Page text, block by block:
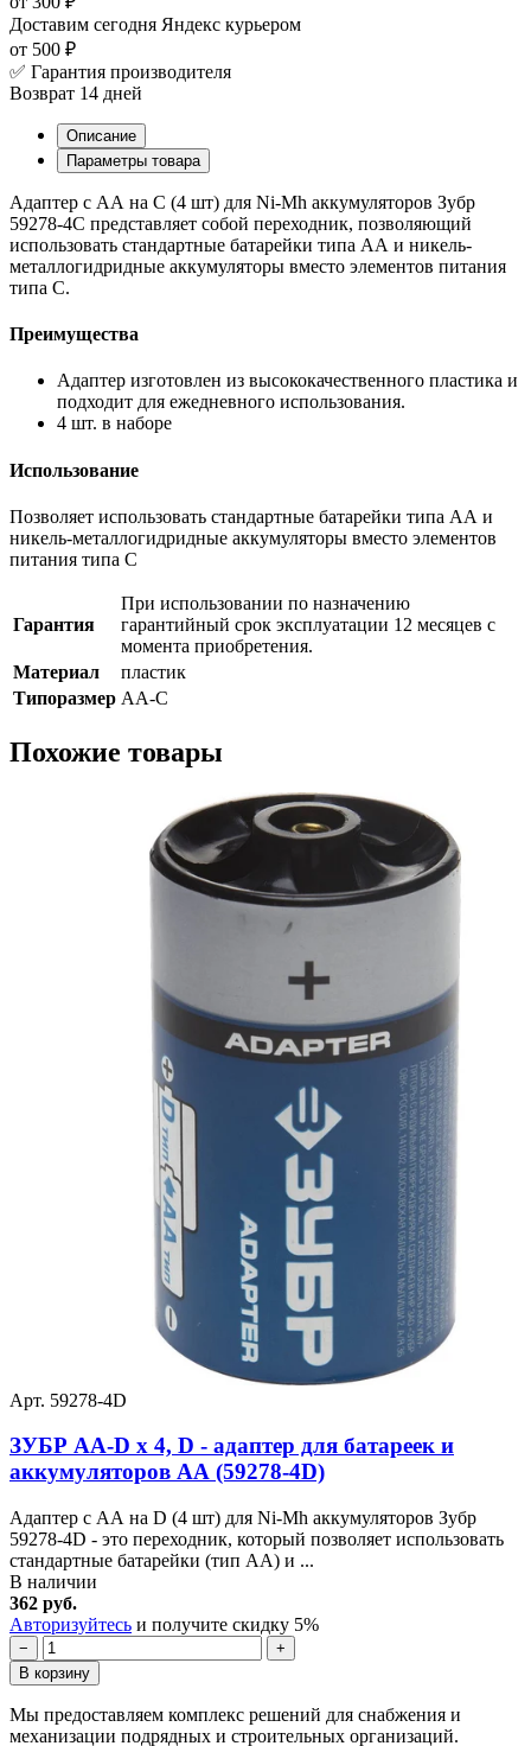
Доставим сегодня Яндекс курьером
от 500 ₽
✅ Гарантия производителя
Возврат 14 дней
Описание
Параметры товара
Адаптер с АА на C (4 шт) для Ni-Mh аккумуляторов Зубр
59278-4C представляет собой переходник, позволяющий
использовать стандартные батарейки типа АА и никель-
металлогидридные аккумуляторы вместо элементов питания
типа С.
Преимущества
Адаптер изготовлен из высококачественного пластика и
подходит для ежедневного использования.
4 шт. в наборе
Использование
Позволяет использовать стандартные батарейки типа АА и
никель-металлогидридные аккумуляторы вместо элементов
питания типа С
Гарантия
При использовании по назначению
гарантийный срок эксплуатации 12 месяцев с
момента приобретения.
Материал
пластик
Типоразмер АА-С
Похожие товары
Арт. 59278-4D
ЗУБР AA-D х 4, D - адаптер для батареек и
аккумуляторов АА (59278-4D)
Адаптер с АА на D (4 шт) для Ni-Mh аккумуляторов Зубр
59278-4D - это переходник, который позволяет использовать
стандартные батарейки (тип АА) и ...
В наличии
362 руб.
Авторизуйтесь и получите скидку 5%
−
+
В корзину
Мы предоставляем комплекс решений для снабжения и
механизации подрядных и строительных организаций.